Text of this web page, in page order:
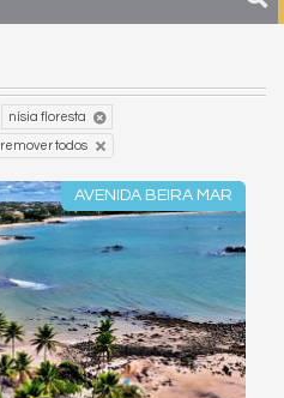
nísia floresta
remover todos
AVENIDA BEIRA MAR